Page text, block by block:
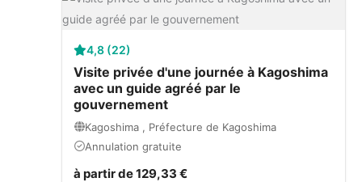
4,8 (22)
Visite privée d'une journée à Kagoshima
avec un guide agréé par le
gouvernement
Kagoshima , Préfecture de Kagoshima
Annulation gratuite
à partir de 129,33 €